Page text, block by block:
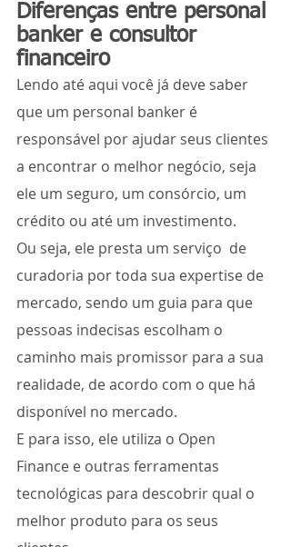
Diferenças entre personal
banker e consultor
financeiro
Lendo até aqui você já deve saber
que um personal banker é
responsável por ajudar seus clientes
a encontrar o melhor negócio, seja
ele um seguro, um consórcio, um
crédito ou até um investimento.
Ou seja, ele presta um serviço  de
curadoria por toda sua expertise de
mercado, sendo um guia para que
pessoas indecisas escolham o
caminho mais promissor para a sua
realidade, de acordo com o que há
disponível no mercado.
E para isso, ele utiliza o Open
Finance e outras ferramentas
tecnológicas para descobrir qual o
melhor produto para os seus